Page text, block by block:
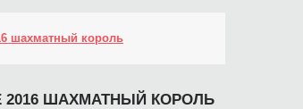
шахматный король
2016 ШАХМАТНЫЙ КОРОЛЬ